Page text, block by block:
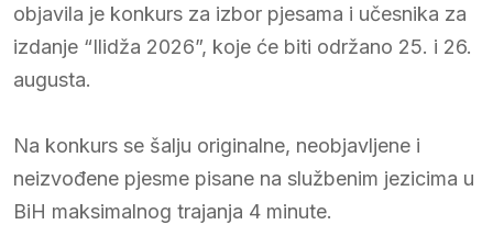
objavila je konkurs za izbor pjesama i učesnika za
izdanje “Ilidža 2026”, koje će biti održano 25. i 26.
augusta.
Na konkurs se šalju originalne, neobjavljene i
neizvođene pjesme pisane na službenim jezicima u
BiH maksimalnog trajanja 4 minute.